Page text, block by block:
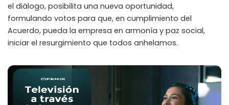
el diálogo, posibilita una nueva oportunidad,
formulando votos para que, en cumplimiento del
Acuerdo, pueda la empresa en armonía y paz social,
iniciar el resurgimiento que todos anhelamos.